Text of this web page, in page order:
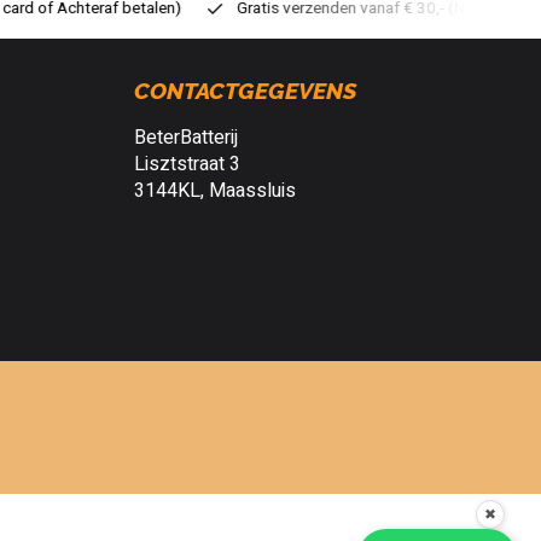
verzenden vanaf € 30,- (NL) Verzendkosten € 2,95 (NL)
CONTACTGEGEVENS
BeterBatterij
Lisztstraat 3
3144KL, Maassluis
✖